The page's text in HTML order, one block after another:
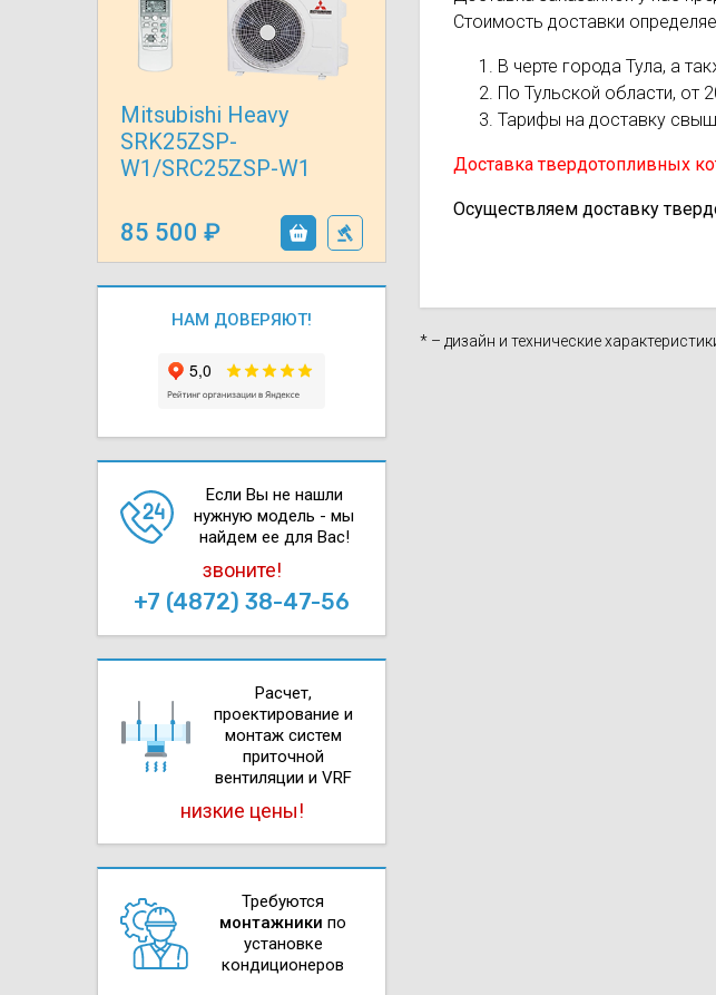
Mitsubishi Heavy
SRK25ZSP-
W1/SRC25ZSP-W1
85 500
НАМ ДОВЕРЯЮТ!
Если Вы не нашли
нужную модель - мы
найдем ее для Вас!
звоните!
+7 (4872) 38-47-56
Расчет,
проектирова­ние и
монтаж систем
приточной
вентиляции и VRF
низкие цены!
Требуются
монтажники по
установке
кондиционеров
Стоимость доставки
В черте города Тула, а
По Тульской области, от
Тарифы на доставку
Доставка твердотопливных
Осуществляем доставку
* – дизайн и технические
Осушители воздуха
Wi-Fi модуля для кондиционеров
отработанном масле